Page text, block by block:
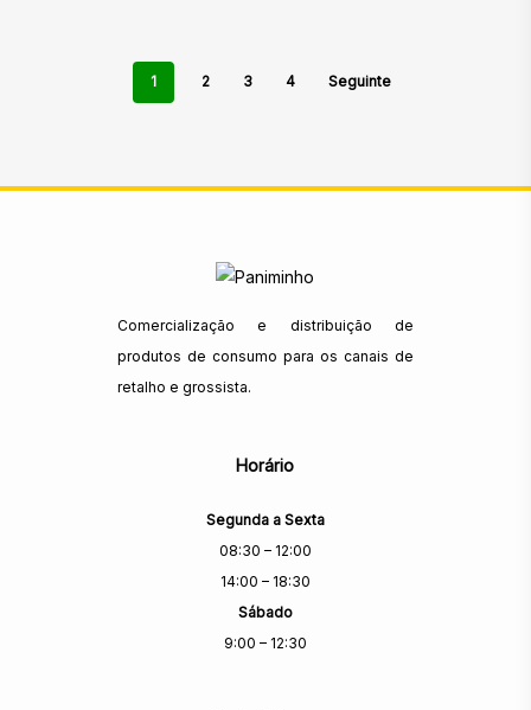
1 2 3 4 Seguinte
Comercialização e distribuição de
produtos de consumo para os canais de
retalho e grossista.
Horário
Segunda a Sexta
08:30 – 12:00
14:00 – 18:30
Sábado
9:00 – 12:30